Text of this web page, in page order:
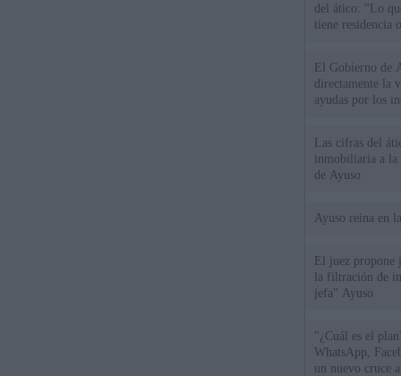
del ático: "Lo
tiene residencia
El Gobierno de
directamente la
ayudas por los
Las cifras del
inmobiliaria a la
de Ayuso
Ayuso reina en
El juez propone
la filtración de
jefa" Ayuso
"¿Cuál es el
WhatsApp,
un nuevo cruce